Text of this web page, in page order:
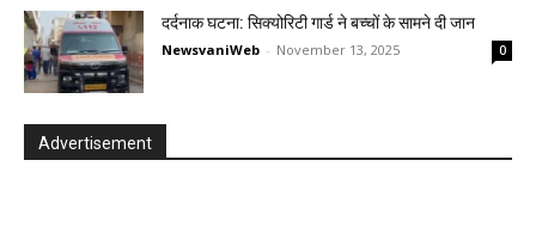
दर्दनाक घटना: सिक्योरिटी गार्ड ने बच्चों के सामने दी जान
NewsvaniWeb - November 13, 2025 0
Advertisement